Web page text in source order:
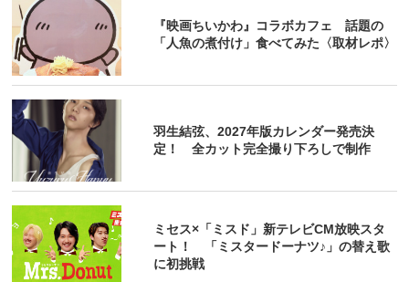
『映画ちいかわ』コラボカフェ 話題の
「人魚の煮付け」食べてみた〈取材レポ〉
羽生結弦、2027年版カレンダー発売決
定！ 全カット完全撮り下ろしで制作
ミセス×「ミスド」新テレビCM放映スタ
ート！ 「ミスタードーナツ♪」の替え歌
に初挑戦